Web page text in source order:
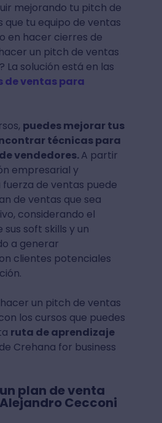
mejorando tu pitch de
que tu equipo de ventas
en hacer cierres de
un pitch de ventas
La solución está en las
ventas para
puedes mejorar tus
técnicas para
vendedores.A partir
empresarial y
fuerza de ventas puede
de ventas que sea
considerando el
soft skills y un
a generar
clientes potenciales
un pitch de ventas
los cursos que puedes
ruta de aprendizaje
de Crehana for business
plan de venta
Cecconi